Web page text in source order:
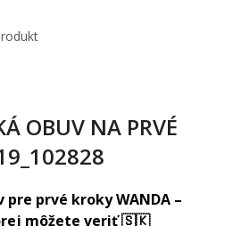
OBUV NA PRVÉ
prvé kroky WANDA –
môžete veriť 🇸🇰